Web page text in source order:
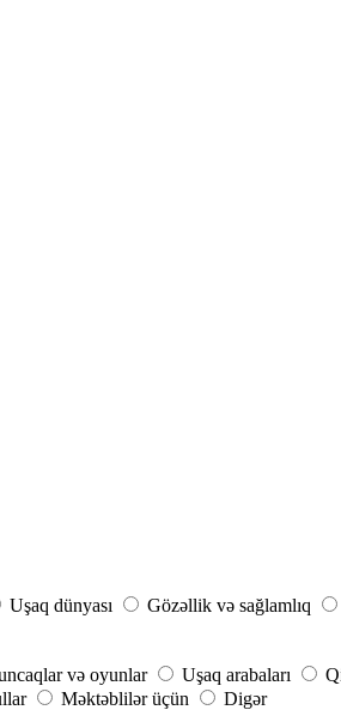
Uşaq dünyası Gözəllik və sağlamlıq
və oyunlar Uşaq arabaları
Məktəblilər üçün
Digər